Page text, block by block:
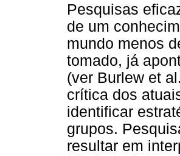
Pesquisas
de um
mundo menos
tomado, já
(ver Burlew et
crítica dos
identificar
grupos.
resultar em